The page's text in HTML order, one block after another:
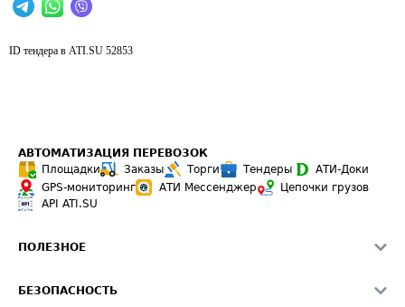
ID тендера в ATI.SU 52853
АВТОМАТИЗАЦИЯ ПЕРЕВОЗОК
Площадки
Заказы Торги Тендеры
АТИ-Доки
GPS-мониторинг
АТИ Мессенджер
Цепочки грузов
API ATI.SU
ПОЛЕЗНОЕ
БЕЗОПАСНОСТЬ